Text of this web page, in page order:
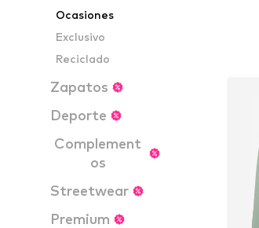
Ocasiones
Exclusivo
Reciclado
Zapatos
Deporte
Complement
os
Streetwear
Premium